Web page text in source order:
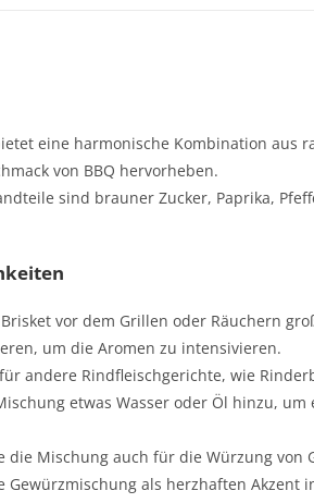
eine harmonische Kombination aus
von BBQ hervorheben.
sind brauner Zucker, Paprika,
Brisket vor dem Grillen oder Räuchern
um die Aromen zu intensivieren.
andere Rindfleischgerichte, wie
etwas Wasser oder Öl hinzu,
die Mischung auch für die Würzung von
Gewürzmischung als herzhaften Akzent